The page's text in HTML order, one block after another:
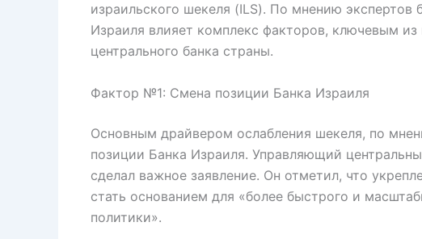
израильского шекеля (ILS). По мнению
Израиля влияет комплекс факторов, ключевым
центрального банка страны.
Фактор №1: Смена позиции Банка Израиля
Основным драйвером ослабления шекеля, по
позиции Банка Израиля. Управляющий
сделал важное заявление. Он отметил, что
стать основанием для «более быстрого и
политики».